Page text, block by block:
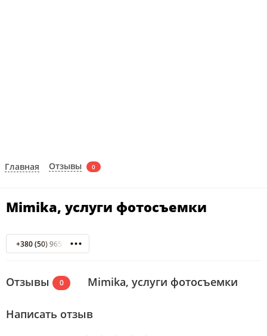
Главная Отзывы 0
Mimika, услуги фотосъемки
+380 (50) 965-23-97
Отзывы 0 Mimika, услуги фотосъемки
Написать отзыв